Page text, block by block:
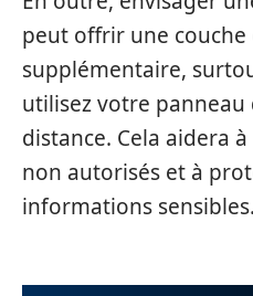
peut offrir une couche
supplémentaire,
utilisez votre panneau
distance. Cela aidera
non autorisés et à
informations sensibles.